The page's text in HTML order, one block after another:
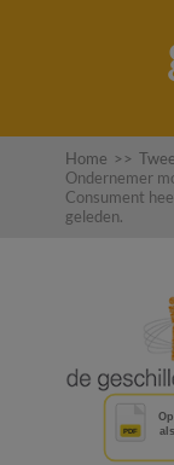
Home >>
Ondernemer
Consument
geleden.